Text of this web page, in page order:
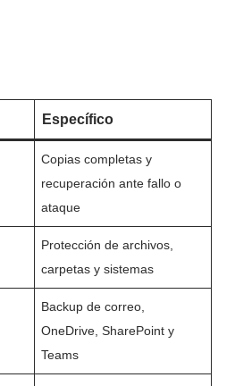
Específico
Copias completas y
recuperación ante fallo o
ataque
Protección de archivos,
carpetas y sistemas
Backup de correo,
OneDrive, SharePoint y
Teams